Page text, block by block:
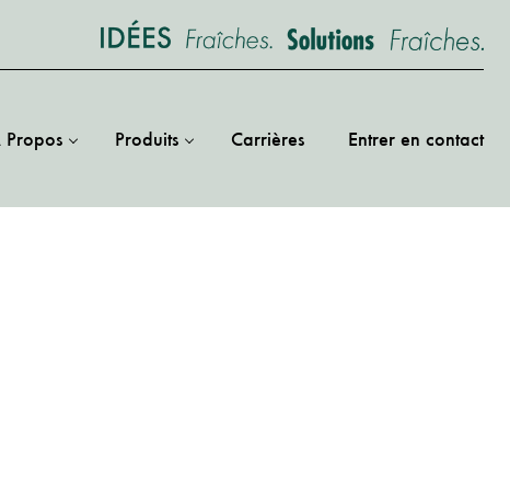
Propos Produits Carrières Entrer en contact